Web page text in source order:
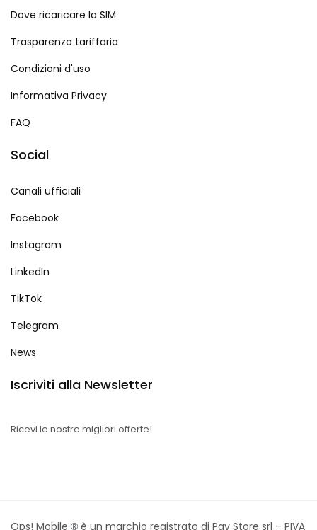
Dove ricaricare la SIM
Trasparenza tariffaria
Condizioni d'uso
Informativa Privacy
FAQ
Social
Canali ufficiali
Facebook
Instagram
LinkedIn
TikTok
Telegram
News
Iscriviti alla Newsletter
Ricevi le nostre migliori offerte!
Ops! Mobile ® è un marchio registrato di Pay Store srl – PIVA